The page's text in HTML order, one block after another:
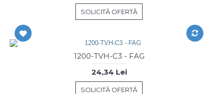
SOLICITĂ OFERTĂ
1200-TVH-C3 - FAG
24,34 Lei
SOLICITĂ OFERTĂ